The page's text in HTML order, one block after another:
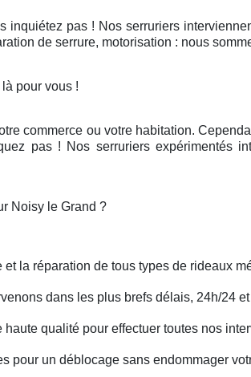
pas ! Nos serruriers
de serrure, motorisation : nous
pour vous !
commerce ou votre habitation.
pas ! Nos serruriers expérimentés
Noisy le Grand ?
la réparation de tous types de rideaux
dans les plus brefs délais, 24h/24 et
qualité pour effectuer toutes nos
pour un déblocage sans endommager